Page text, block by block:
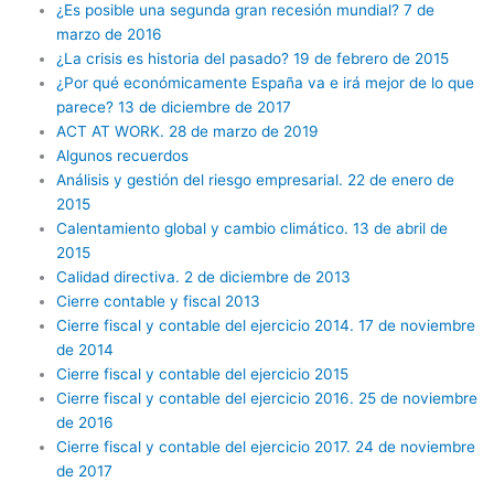
¿Es posible una segunda gran recesión mundial? 7 de
marzo de 2016
¿La crisis es historia del pasado? 19 de febrero de 2015
¿Por qué económicamente España va e irá mejor de lo que
parece? 13 de diciembre de 2017
ACT AT WORK. 28 de marzo de 2019
Algunos recuerdos
Análisis y gestión del riesgo empresarial. 22 de enero de
2015
Calentamiento global y cambio climático. 13 de abril de
2015
Calidad directiva. 2 de diciembre de 2013
Cierre contable y fiscal 2013
Cierre fiscal y contable del ejercicio 2014. 17 de noviembre
de 2014
Cierre fiscal y contable del ejercicio 2015
Cierre fiscal y contable del ejercicio 2016. 25 de noviembre
de 2016
Cierre fiscal y contable del ejercicio 2017. 24 de noviembre
de 2017